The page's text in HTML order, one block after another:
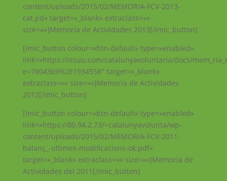
content/uploads/2015/02/MEMORIA-FCV-2013-
cat.pd» target=»_blank» extraclass=»»
size=»»]Memoria de Actividades 2013[/imic_button]
[imic_button colour=»btn-default» type=»enabled»
link=»https://issuu.com/catalunyavoluntaria/docs/
e=7804369%2F1934558″ target=»_blank»
extraclass=»» size=»»]Memoria de Actividades
2012[/imic_button]
[imic_button colour=»btn-default» type=»enabled»
link=»https://80.94.2.73/~catalunyavolunta/wp-
content/uploads/2015/02/MEMORIA-FCV-2011-
balanç_-ultimes-modificacions-ok.pdf»
target=»_blank» extraclass=»» size=»»]Memoria de
Actividades del 2011[/imic_button]